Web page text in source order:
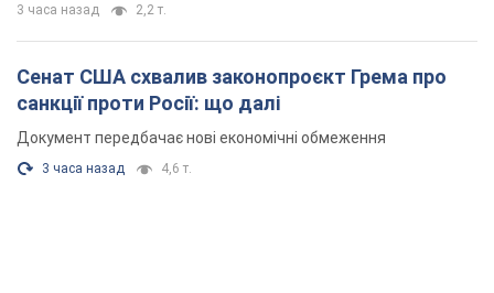
3 часа назад 2,2 т.
Сенат США схвалив законопроєкт Грема про
санкції проти Росії: що далі
Документ передбачає нові економічні обмеження
3 часа назад 4,6 т.